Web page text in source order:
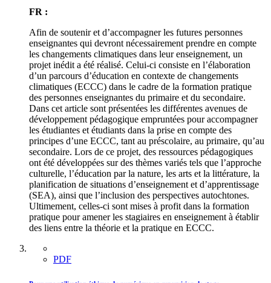
FR :
Afin de soutenir et d’accompagner les futures personnes
enseignantes qui devront nécessairement prendre en compte
les changements climatiques dans leur enseignement, un
projet inédit a été réalisé. Celui-ci consiste en l’élaboration
d’un parcours d’éducation en contexte de changements
climatiques (ECCC) dans le cadre de la formation pratique
des personnes enseignantes du primaire et du secondaire.
Dans cet article sont présentées les différentes avenues de
développement pédagogique empruntées pour accompagner
les étudiantes et étudiants dans la prise en compte des
principes d’une ECCC, tant au préscolaire, au primaire, qu’au
secondaire. Lors de ce projet, des ressources pédagogiques
ont été développées sur des thèmes variés tels que l’approche
culturelle, l’éducation par la nature, les arts et la littérature, la
planification de situations d’enseignement et d’apprentissage
(SEA), ainsi que l’inclusion des perspectives autochtones.
Ultimement, celles-ci sont mises à profit dans la formation
pratique pour amener les stagiaires en enseignement à établir
des liens entre la théorie et la pratique en ECCC.
PDF